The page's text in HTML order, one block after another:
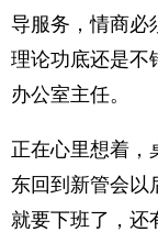
导服务，情商必
理论功底还是不
办公室主任。
正在心里想着，
东回到新管会以
就要下班了，还